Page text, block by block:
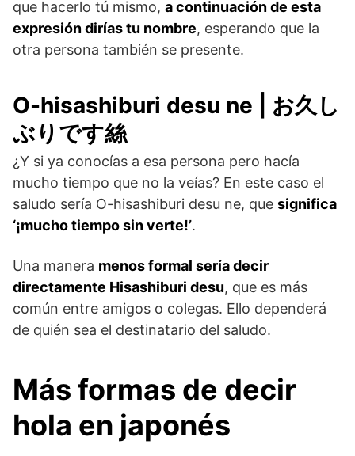
que hacerlo tú mismo, a continuación de esta
expresión dirías tu nombre, esperando que la
otra persona también se presente.
O-hisashiburi desu ne | お久し
ぶりです絲
¿Y si ya conocías a esa persona pero hacía
mucho tiempo que no la veías? En este caso el
saludo sería O-hisashiburi desu ne, que significa
‘¡mucho tiempo sin verte!’.
Una manera menos formal sería decir
directamente Hisashiburi desu, que es más
común entre amigos o colegas. Ello dependerá
de quién sea el destinatario del saludo.
Más formas de decir
hola en japonés